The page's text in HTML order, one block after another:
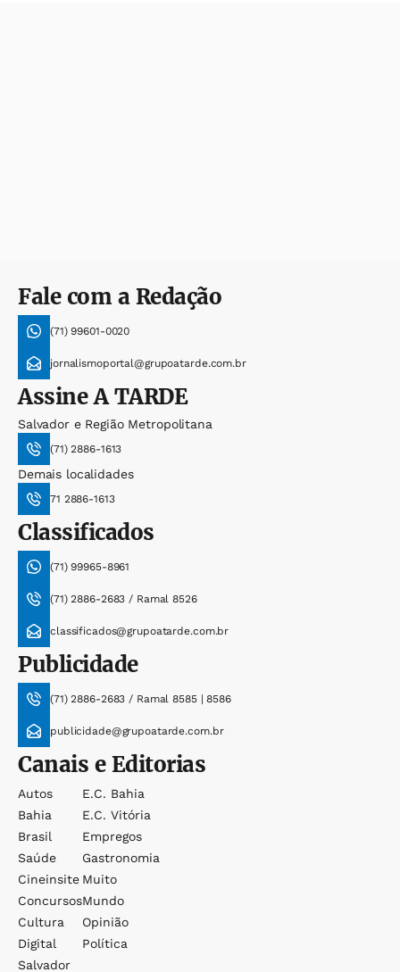
Fale com a Redação
(71) 99601-0020
jornalismoportal@grupoatarde.com.br
AssineA TARDE
Salvador e Região Metropolitana
(71) 2886-1613
Demais localidades
71 2886-1613
Classificados
(71) 99965-8961
(71) 2886-2683 / Ramal 8526
classificados@grupoatarde.com.br
Publicidade
(71) 2886-2683 / Ramal 8585 | 8586
publicidade@grupoatarde.com.br
Canais e Editorias
Autos
Bahia
Brasil
Saúde
Cineinsite
Concursos
Cultura
Digital
Salvador
E.c. Bahia
E.c. Vitória
Empregos
Gastronomia
Muito
Mundo
Opinião
Política